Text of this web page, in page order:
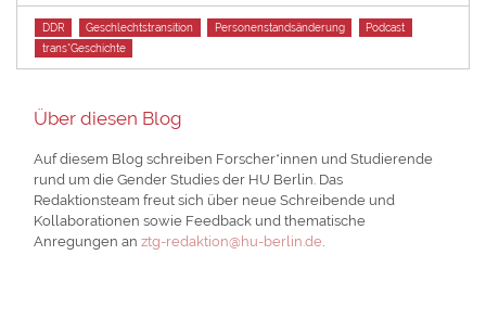
Tags
DDR Geschlechtstransition Personenstandsänderung
Podcast
trans*Geschichte
Über diesen Blog
Auf diesem Blog schreiben Forscher*innen und Studierende
rund um die Gender Studies der HU Berlin. Das
Redaktionsteam freut sich über neue Schreibende und
Kollaborationen sowie Feedback und thematische
Anregungen anztg-redaktion@hu-berlin.de.